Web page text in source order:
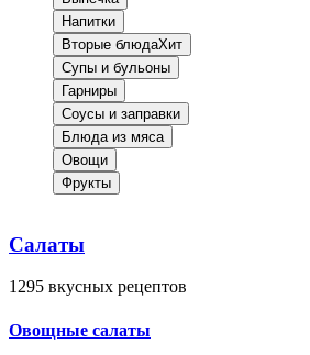
Напитки
Вторые блюдаХит
Супы и бульоны
Гарниры
Соусы и заправки
Блюда из мяса
Овощи
Фрукты
Салаты
1295 вкусных рецептов
Овощные салаты